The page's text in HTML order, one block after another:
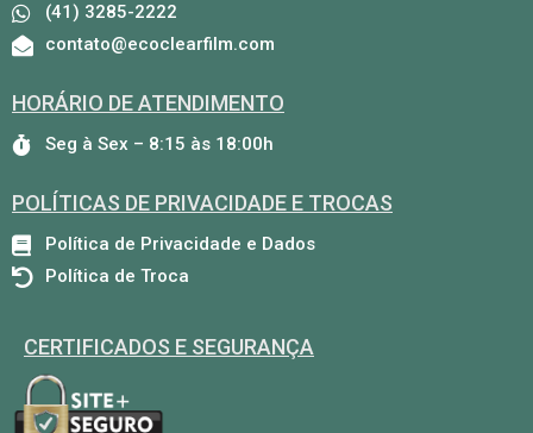
(41) 3285-2222
contato@ecoclearfilm.com
HORÁRIO DE ATENDIMENTO
Seg à Sex – 8:15 às 18:00h
POLÍTICAS DE PRIVACIDADE E TROCAS
Política de Privacidade e Dados
Política de Troca
CERTIFICADOS E SEGURANÇA